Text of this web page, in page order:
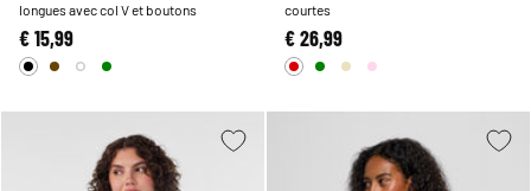
longues avec col V et boutons
€ 15,99
courtes
€ 26,99